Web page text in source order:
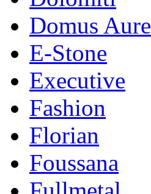
Domus
E-Stone
Executive
Fashion
Florian
Foussana